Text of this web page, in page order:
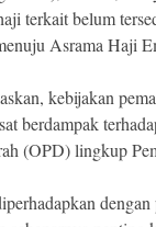
terkait belum
Asrama Haji
kebijakan
berdampak
(OPD) lingkup